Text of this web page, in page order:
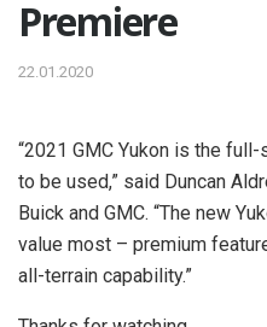
Premiere
22.01.2020
“2021 GMC Yukon is the
to be used,” said Duncan
Buick and GMC. “The new
value most – premium
all-terrain capability.”